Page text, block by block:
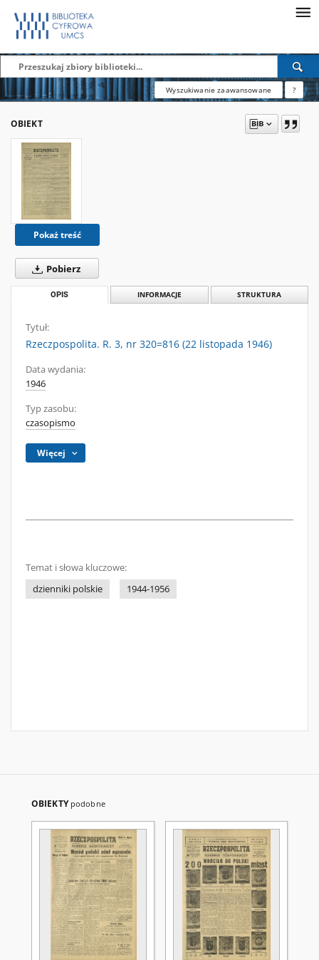
Wyszukiwanie zaawansowane ?
OBIEKT
Pokaż treść
Pobierz
OPIS INFORMACJE STRUKTURA
Tytuł:
Rzeczpospolita. R. 3, nr 320=816 (22 listopada 1946)
Data wydania:
1946
Typ zasobu:
czasopismo
Więcej
Temat i słowa kluczowe:
dzienniki polskie
1944-1956
OBIEKTY podobne